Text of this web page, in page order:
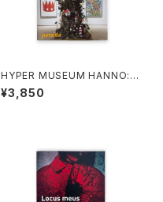
HYPER MUSEUM HANNO: H
YPER!! magazine 2025 juna
ida
¥3,850